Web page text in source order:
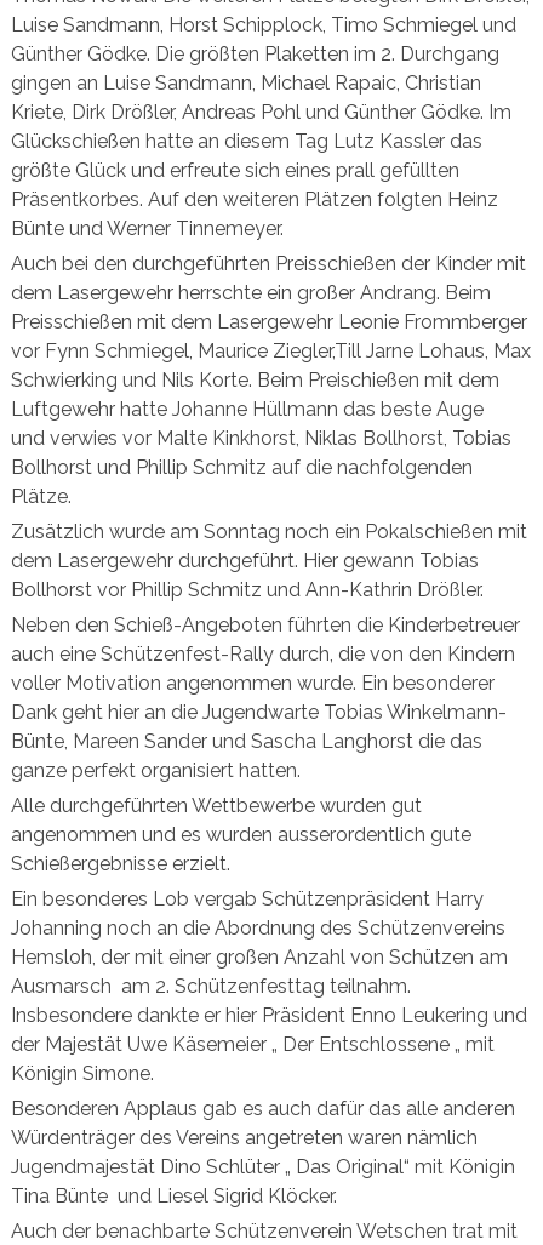
Luise Sandmann, Horst Schipplock, Timo Schmiegel und
Günther Gödke. Die größten Plaketten im 2. Durchgang
gingen an Luise Sandmann, Michael Rapaic, Christian
Kriete, Dirk Drößler, Andreas Pohl und Günther Gödke. Im
Glückschießen hatte an diesem Tag Lutz Kassler das
größte Glück und erfreute sich eines prall gefüllten
Präsentkorbes. Auf den weiteren Plätzen folgten Heinz
Bünte und Werner Tinnemeyer.
Auch bei den durchgeführten Preisschießen der Kinder mit
dem Lasergewehr herrschte ein großer Andrang. Beim
Preisschießen mit dem Lasergewehr Leonie Frommberger
vor Fynn Schmiegel, Maurice Ziegler,Till Jarne Lohaus, Max
Schwierking und Nils Korte. Beim Preischießen mit dem
Luftgewehr hatte Johanne Hüllmann das beste Auge
und verwies vor Malte Kinkhorst, Niklas Bollhorst, Tobias
Bollhorst und Phillip Schmitz auf die nachfolgenden
Plätze.
Zusätzlich wurde am Sonntag noch ein Pokalschießen mit
dem Lasergewehr durchgeführt. Hier gewann Tobias
Bollhorst vor Phillip Schmitz und Ann-Kathrin Drößler.
Neben den Schieß-Angeboten führten die Kinderbetreuer
auch eine Schützenfest-Rally durch, die von den Kindern
voller Motivation angenommen wurde. Ein besonderer
Dank geht hier an die Jugendwarte Tobias Winkelmann-
Bünte, Mareen Sander und Sascha Langhorst die das
ganze perfekt organisiert hatten.
Alle durchgeführten Wettbewerbe wurden gut
angenommen und es wurden ausserordentlich gute
Schießergebnisse erzielt.
Ein besonderes Lob vergab Schützenpräsident Harry
Johanning noch an die Abordnung des Schützenvereins
Hemsloh, der mit einer großen Anzahl von Schützen am
Ausmarsch am 2. Schützenfesttag teilnahm.
Insbesondere dankte er hier Präsident Enno Leukering und
der Majestät Uwe Käsemeier „ Der Entschlossene „ mit
Königin Simone.
Besonderen Applaus gab es auch dafür das alle anderen
Würdenträger des Vereins angetreten waren nämlich
Jugendmajestät Dino Schlüter „ Das Original“ mit Königin
Tina Bünte und Liesel Sigrid Klöcker.
Auch der benachbarte Schützenverein Wetschen trat mit